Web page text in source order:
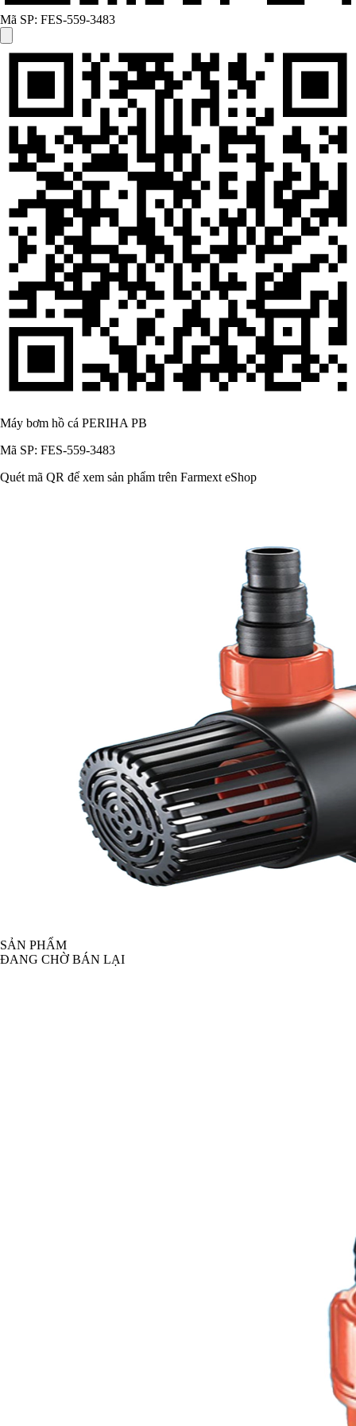
Mã SP: FES-559-3483
Máy bơm hồ cá PERIHA PB
Mã SP: FES-559-3483
Quét mã QR để xem sản phẩm trên Farmext eShop
SẢN PHẨM
ĐANG CHỜ BÁN LẠI